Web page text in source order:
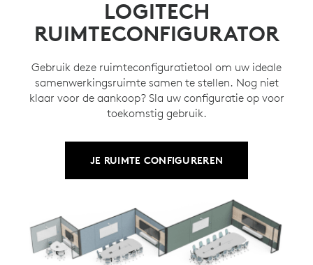
LOGITECH
RUIMTECONFIGURATOR
Gebruik deze ruimteconfiguratietool om uw ideale
samenwerkingsruimte samen te stellen. Nog niet
klaar voor de aankoop? Sla uw configuratie op voor
toekomstig gebruik.
JE RUIMTE CONFIGUREREN